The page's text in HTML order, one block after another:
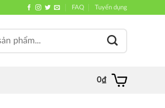
FAQ Tuyển dụng
0₫